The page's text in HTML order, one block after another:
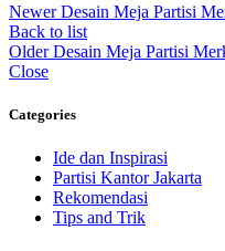
Newer Desain Meja Partisi
Back to list
Older Desain Meja Partisi
Close
Categories
Ide dan Inspirasi
Partisi Kantor Jakarta
Rekomendasi
Tips and Trik